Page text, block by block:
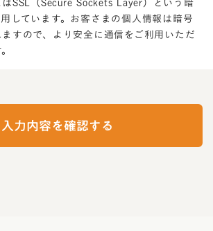
はSSL（Secure Sockets Layer）という暗
しています。お客さまの個人情報は暗号
すので、より安全に通信をご利用いただ
入力内容を確認する